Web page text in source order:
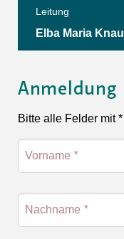
Leitung
Elba Maria
Anmeldung
Bitte alle Felder mit
Vorname *
Nachname *